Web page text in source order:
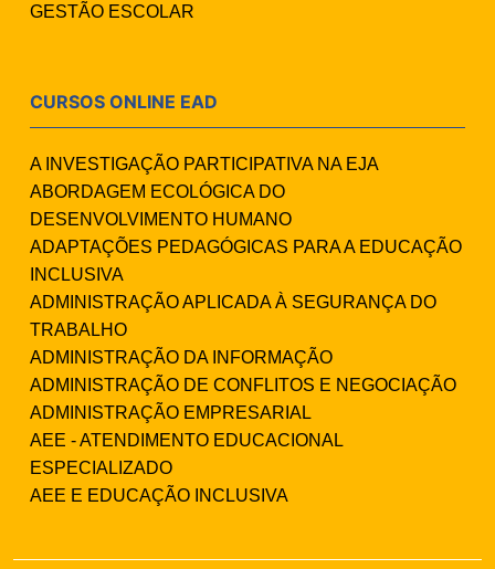
GESTÃO ESCOLAR
CURSOS ONLINE EAD
A INVESTIGAÇÃO PARTICIPATIVA NA EJA
ABORDAGEM ECOLÓGICA DO
DESENVOLVIMENTO HUMANO
ADAPTAÇÕES PEDAGÓGICAS PARA A EDUCAÇÃO
INCLUSIVA
ADMINISTRAÇÃO APLICADA À SEGURANÇA DO
TRABALHO
ADMINISTRAÇÃO DA INFORMAÇÃO
ADMINISTRAÇÃO DE CONFLITOS E NEGOCIAÇÃO
ADMINISTRAÇÃO EMPRESARIAL
AEE - ATENDIMENTO EDUCACIONAL
ESPECIALIZADO
AEE E EDUCAÇÃO INCLUSIVA